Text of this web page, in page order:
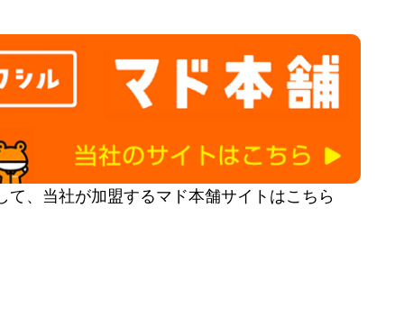
て、当社が加盟するマド本舗サイトはこちら